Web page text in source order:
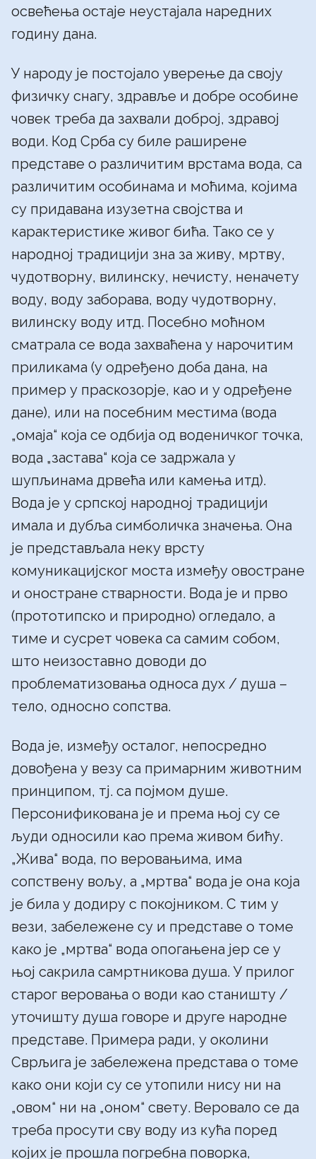
освећења остаје неустајала наредних
годину дана.
У народу је постојало уверење да своју
физичку снагу, здравље и добре особине
човек треба да захвали доброј, здравој
води. Код Срба су биле раширене
представе о различитим врстама вода, са
различитим особинама и моћима, којима
су придавана изузетна својства и
карактеристике живог бића. Тако се у
народној традицији зна за живу, мртву,
чудотворну, вилинску, нечисту, неначету
воду, воду заборава, воду чудотворну,
вилинску воду итд. Посебно моћном
сматрала се вода захваћена у нарочитим
приликама (у одређено доба дана, на
пример у праскозорје, као и у одређене
дане), или на посебним местима (вода
„омаја“ која се одбија од воденичког точка,
вода „застава“ која се задржала у
шупљинама дрвећа или камења итд).
Вода је у српској народној традицији
имала и дубља симболичка значења. Она
је представљала неку врсту
комуникацијског моста између овостране
и оностране стварности. Вода је и прво
(прототипско и природно) огледало, а
тиме и сусрет човека са самим собом,
што неизоставно доводи до
проблематизовања односа дух / душа –
тело, односно сопства.
Вода је, између осталог, непосредно
довођена у везу са примарним животним
принципом, тј. са појмом душе.
Персонификована је и према њој су се
људи односили као према живом бићу.
„Жива“ вода, по веровањима, има
сопствену вољу, а „мртва“ вода је она која
је била у додиру с покојником. С тим у
вези, забележене су и представе о томе
како је „мртва“ вода опогањена јер се у
њој сакрила самртникова душа. У прилог
старог веровања о води као станишту /
уточишту душа говоре и друге народне
представе. Примера ради, у околини
Сврљига је забележена представа о томе
како они који су се утопили нису ни на
„овом“ ни на „оном“ свету. Веровало се да
треба просути сву воду из кућа поред
којих је прошла погребна поворка,